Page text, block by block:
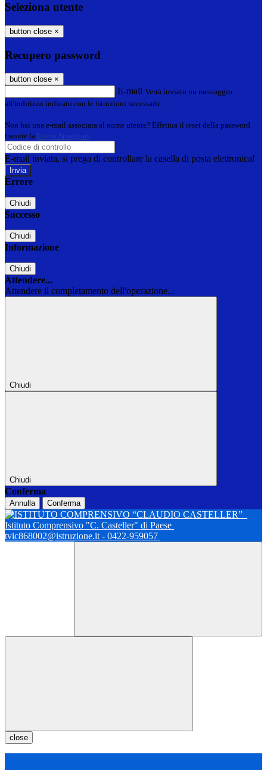
Seleziona utente
button close ×
Recupero password
button close ×
E-mail Verrà inviato un messaggio
all'indirizzo indicato con le istruzioni necessarie.
Non hai una e-mail associata al nome utente? Effettua il reset della password
tramite la Login Spaggiari
E-mail inviata, si prega di controllare la casella di posta elettronica!
Errore
Chiudi
Successo
Chiudi
Informazione
Chiudi
Attendere...
Attendere il completamento dell'operazione...
Chiudi
Chiudi
Conferma
Annulla Conferma
Istituto Comprensivo "C. Casteller" di Paese
tvic868002@istruzione.it - 0422-959057
close